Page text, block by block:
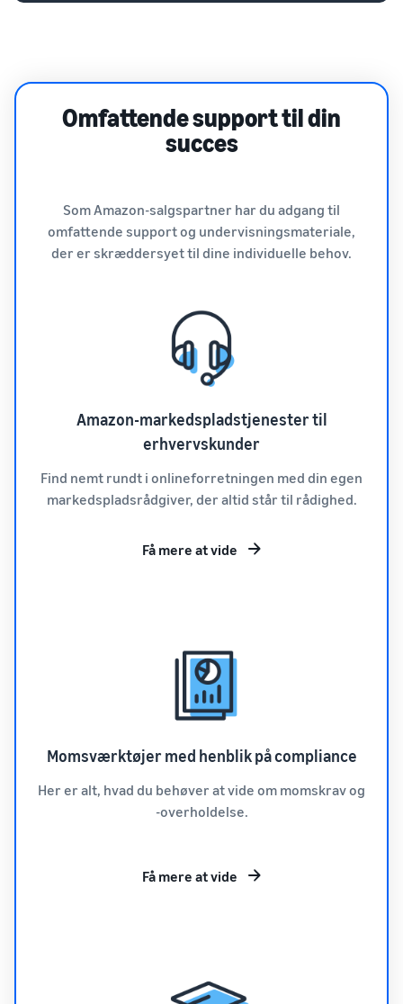
Omfattende support til din
succes
Som Amazon-salgspartner har du adgang til
omfattende support og undervisningsmateriale,
der er skræddersyet til dine individuelle behov.
Amazon-markedspladstjenester til
erhvervskunder
Find nemt rundt i onlineforretningen med din egen
markedspladsrådgiver, der altid står til rådighed.
Få mere at vide
Momsværktøjer med henblik på compliance
Her er alt, hvad du behøver at vide om momskrav og
-overholdelse.
Få mere at vide